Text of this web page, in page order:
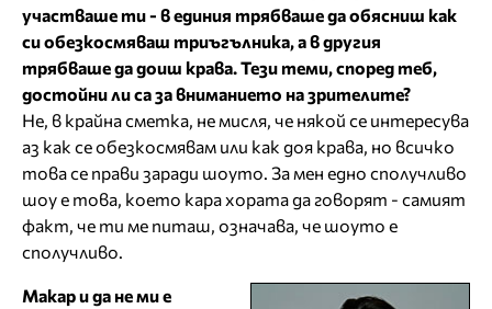
участваше ти - в единия трябваше да обясниш как
си обезкосмяваш триъгълника, а в другия
трябваше да доиш крава. Тези теми, според теб,
достойни ли са за вниманието на зрителите?
Не, в крайна сметка, не мисля, че някой се интересува
аз как се обезкосмявам или как доя крава, но всичко
това се прави заради шоуто. За мен едно сполучливо
шоу е това, което кара хората да говорят - самият
факт, че ти ме питаш, означава, че шоуто е
сполучливо.
Макар и да не ми е